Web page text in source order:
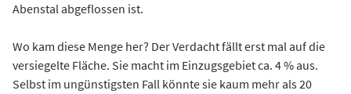
Abenstal abgeflossen ist.
Wo kam diese Menge her? Der Verdacht fällt erst mal auf die
versiegelte Fläche. Sie macht im Einzugsgebiet ca. 4 % aus.
Selbst im ungünstigsten Fall könnte sie kaum mehr als 20